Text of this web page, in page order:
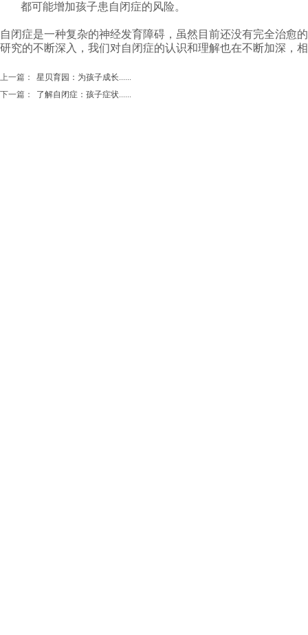
都可能增加孩子患自闭症的风险。
自闭症是一种复杂的神经发育障碍，虽然目前还没有完全治愈
研究的不断深入，我们对自闭症的认识和理解也在不断加深，
上一篇：
星贝育园：为孩子成长......
下一篇：
了解自闭症：孩子症状......